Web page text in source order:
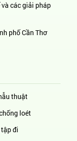
các giải pháp
phố Cần Thơ
thuật
loét
đi